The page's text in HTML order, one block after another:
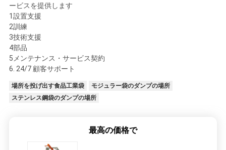
ービスを提供します
1設置支援
2訓練
3技術支援
4部品
5メンテナンス・サービス契約
6. 24/7 顧客サポート
場所を投げ出す食品工業袋
モジュラー袋のダンプの場所
ステンレス鋼袋のダンプの場所
最高の価格で